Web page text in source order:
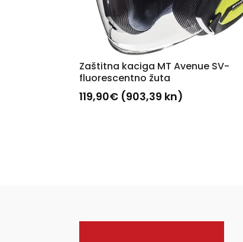
Zaštitna kaciga MT Avenue SV-
fluorescentno žuta
119,90€ (903,39 kn)
mogu